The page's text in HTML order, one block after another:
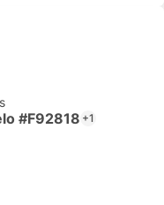
#F92818 +1